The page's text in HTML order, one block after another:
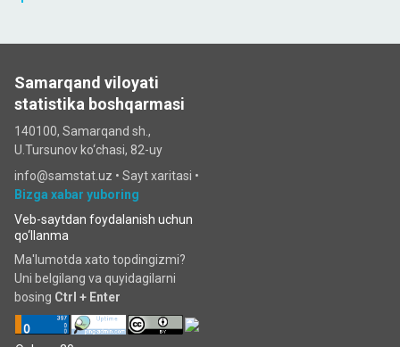
Samarqand viloyati
statistika boshqarmasi
140100, Samarqand sh.,
U.Tursunov ko‘chаsi, 82-uy
info@samstat.uz • Sayt xaritasi •
Bizga xabar yuboring
Veb-saytdan foydalanish uchun
qo‘llanma
Ma'lumotda xato topdingizmi?
Uni belgilang va quyidagilarni
bosing Ctrl + Enter